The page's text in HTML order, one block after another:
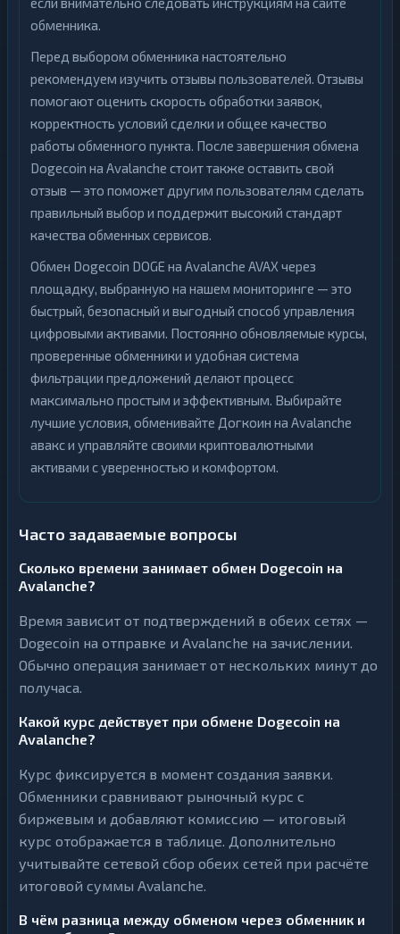
обменника.
Перед выбором обменника настоятельно
рекомендуем изучить отзывы пользователей. Отзывы
помогают оценить скорость обработки заявок,
корректность условий сделки и общее качество
работы обменного пункта. После завершения обмена
Dogecoin на Avalanche стоит также оставить свой
отзыв — это поможет другим пользователям сделать
правильный выбор и поддержит высокий стандарт
качества обменных сервисов.
Обмен Dogecoin DOGE на Avalanche AVAX через
площадку, выбранную на нашем мониторинге — это
быстрый, безопасный и выгодный способ управления
цифровыми активами. Постоянно обновляемые курсы,
проверенные обменники и удобная система
фильтрации предложений делают процесс
максимально простым и эффективным. Выбирайте
лучшие условия, обменивайте Догкоин на Avalanche
авакс и управляйте своими криптовалютными
активами с уверенностью и комфортом.
Часто задаваемые вопросы
Сколько времени занимает обмен Dogecoin на
Avalanche?
Время зависит от подтверждений в обеих сетях —
Dogecoin на отправке и Avalanche на зачислении.
Обычно операция занимает от нескольких минут до
получаса.
Какой курс действует при обмене Dogecoin на
Avalanche?
Курс фиксируется в момент создания заявки.
Обменники сравнивают рыночный курс с
биржевым и добавляют комиссию — итоговый
курс отображается в таблице. Дополнительно
учитывайте сетевой сбор обеих сетей при расчёте
итоговой суммы Avalanche.
В чём разница между обменом через обменник и